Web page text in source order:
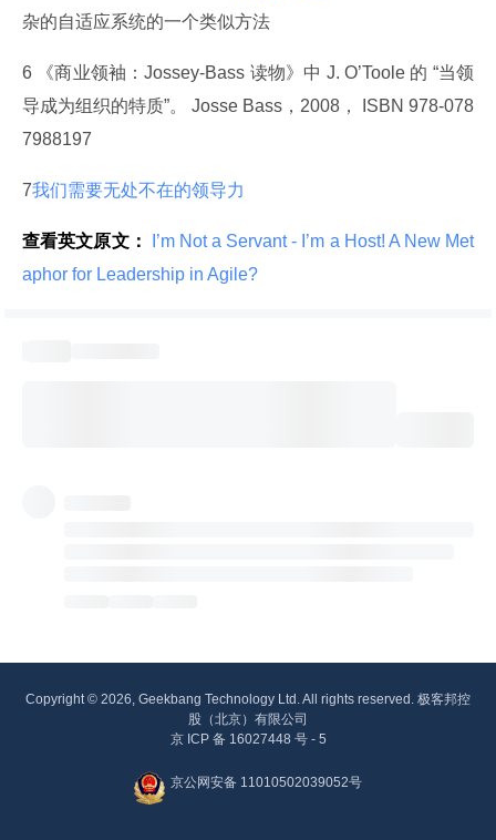
杂的自适应系统的一个类似方法
6 《商业领袖：Jossey-Bass 读物》中 J. O’Toole 的 “当领
导成为组织的特质”。 Josse Bass，2008， ISBN 978-078
7988197
7我们需要无处不在的领导力
查看英文原文：
I’m Not a Servant - I’m a Host! A New Met
aphor for Leadership in Agile?
Copyright © 2026, Geekbang Technology Ltd. All rights reserved. 极客邦控
股（北京）有限公司
京 ICP 备 16027448 号 - 5
京公网安备 11010502039052号